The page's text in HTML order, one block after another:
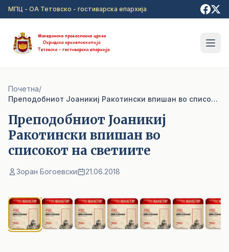
Прејди на главна содржина
МПЦ - ОА Тетовско - гостиварска епархија
Почетна/
Преподобниот Јоаникиј Ракотински впишан во списокот на светиите
Преподобниот Јоаникиј
Ракотински впишан во
списокот на светиите
Зоран Богоевски 21.06.2018